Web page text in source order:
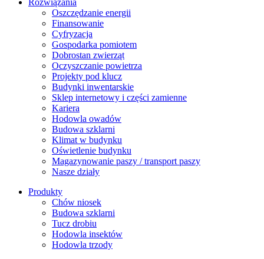
Rozwiązania
​Oszczędzanie energii
Finansowanie
Cyfryzacja
Gospodarka pomiotem
Dobrostan zwierząt
Oczyszczanie powietrza
Projekty pod klucz
Budynki inwentarskie
Sklep internetowy i części zamienne
Kariera
Hodowla owadów
Budowa szklarni
Klimat w budynku
Oświetlenie budynku
Magazynowanie paszy / transport paszy
Nasze działy
Produkty
Chów niosek
Budowa szklarni
Tucz drobiu
Hodowla insektów
Hodowla trzody